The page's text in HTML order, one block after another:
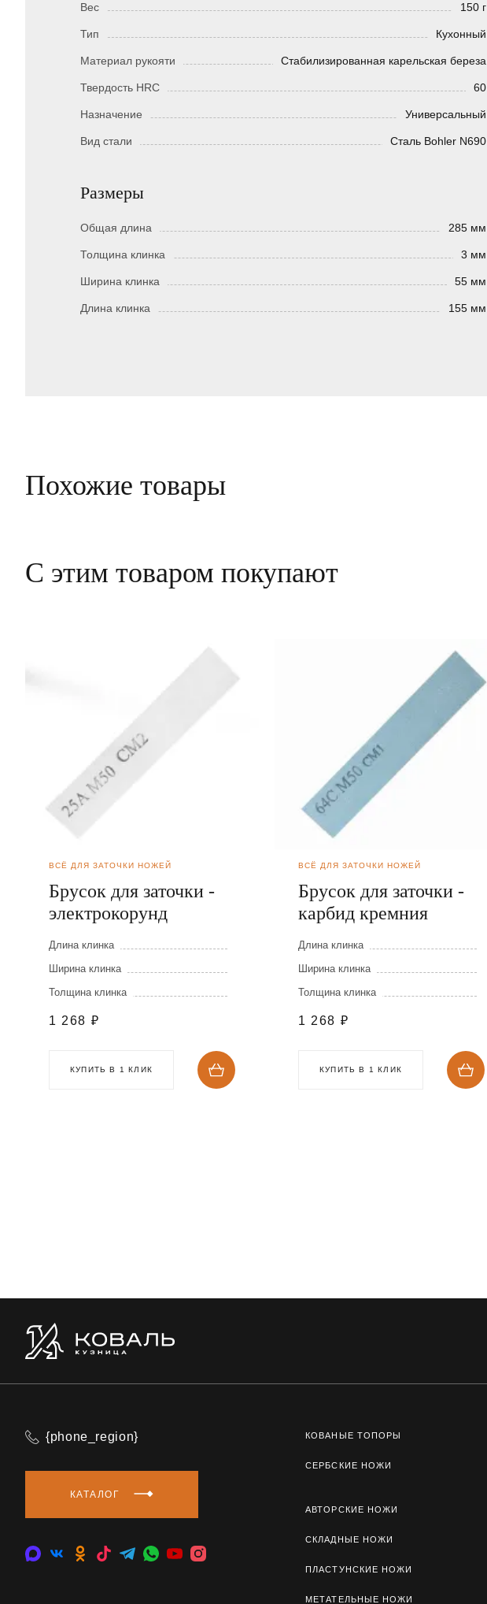
Вес 150 г
Тип Кухонный
Материал рукояти Стабилизированная карельская береза
Твердость HRC 60
Назначение Универсальный
Вид стали Сталь Bohler N690
Размеры
Общая длина 285 мм
Толщина клинка 3 мм
Ширина клинка 55 мм
Длина клинка 155 мм
Похожие товары
С этим товаром покупают
ВСЁ ДЛЯ ЗАТОЧКИ НОЖЕЙ
Брусок для заточки -
электрокорунд
Длина клинка
Ширина клинка
Толщина клинка
1 268 ₽
КУПИТЬ В 1 КЛИК
ВСЁ ДЛЯ ЗАТОЧКИ НОЖЕЙ
Брусок для заточки -
карбид кремния
Длина клинка
Ширина клинка
Толщина клинка
1 268 ₽
КУПИТЬ В 1 КЛИК
{phone_region}
КАТАЛОГ
КОВАНЫЕ ТОПОРЫ
СЕРБСКИЕ НОЖИ
АВТОРСКИЕ НОЖИ
СКЛАДНЫЕ НОЖИ
ПЛАСТУНСКИЕ НОЖИ
МЕТАТЕЛЬНЫЕ НОЖИ